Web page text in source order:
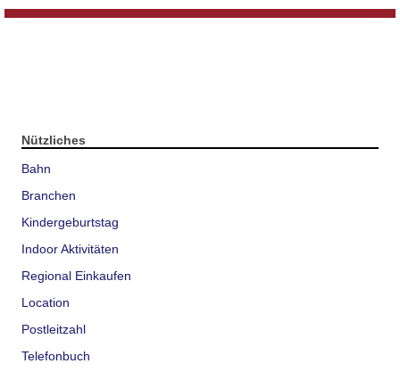
Nützliches
Bahn
Branchen
Kindergeburtstag
Indoor Aktivitäten
Regional Einkaufen
Location
Postleitzahl
Telefonbuch